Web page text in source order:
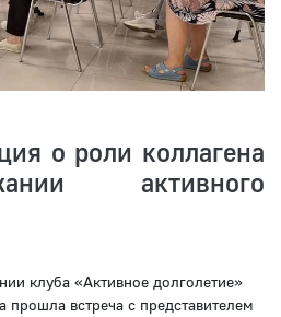
о роли коллагена
активного
клуба «Активное долголетие»
прошла встреча с представителем